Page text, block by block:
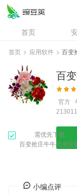
首页
资讯
问答
首页 > 应用软件 > 百变
百
官方
需优先下载
百变抢庄牛牛登录安
小编点评